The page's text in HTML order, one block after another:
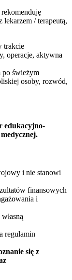
lekarzem / terapeutą,
trakcie
operacje, aktywna
po świeżym
osoby, rozwód,
edukacyjno-
i nie stanowi
finansowych
i
regulamin
się z